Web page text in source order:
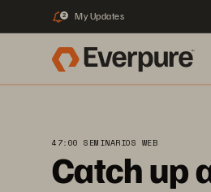
2 My Updates
47:00 SEMINARIOS WEB
Catch up